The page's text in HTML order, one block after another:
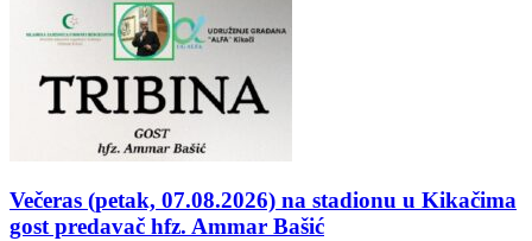
Večeras (petak, 07.08.2026) na stadionu u Kikačima
gost predavač hfz. Ammar Bašić